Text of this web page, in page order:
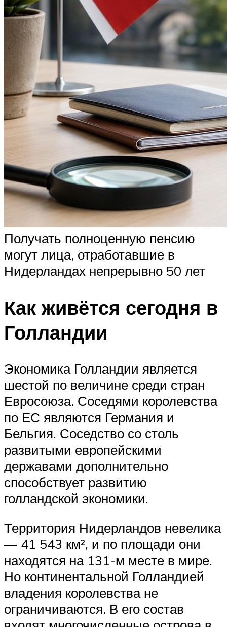
Получать полноценную пенсию
могут лица, отработавшие в
Нидерландах непрерывно 50 лет
Как живётся сегодня в
Голландии
Экономика Голландии является
шестой по величине среди стран
Евросоюза. Соседями королевства
по ЕС являются Германия и
Бельгия. Соседство со столь
развитыми европейскими
державами дополнительно
способствует развитию
голландской экономики.
Территория Нидерландов невелика
— 41 543 км², и по площади они
находятся на 131-м месте в мире.
Но континентальной Голландией
владения королевства не
ограничиваются. В его состав